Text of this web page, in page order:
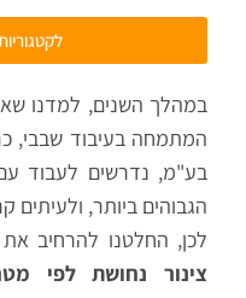
במהלך השנים, למדנו
המתמחה בעיבוד שבבי,
בע"מ, נדרשים לעבוד עם
הגבוהים ביותר,
לכן, החלטנו להרחיב את
צינור נחושת לפי